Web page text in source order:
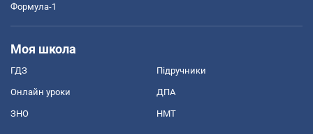
Формула-1
Моя школа
ГДЗ Підручники
Онлайн уроки ДПА
ЗНО НМТ